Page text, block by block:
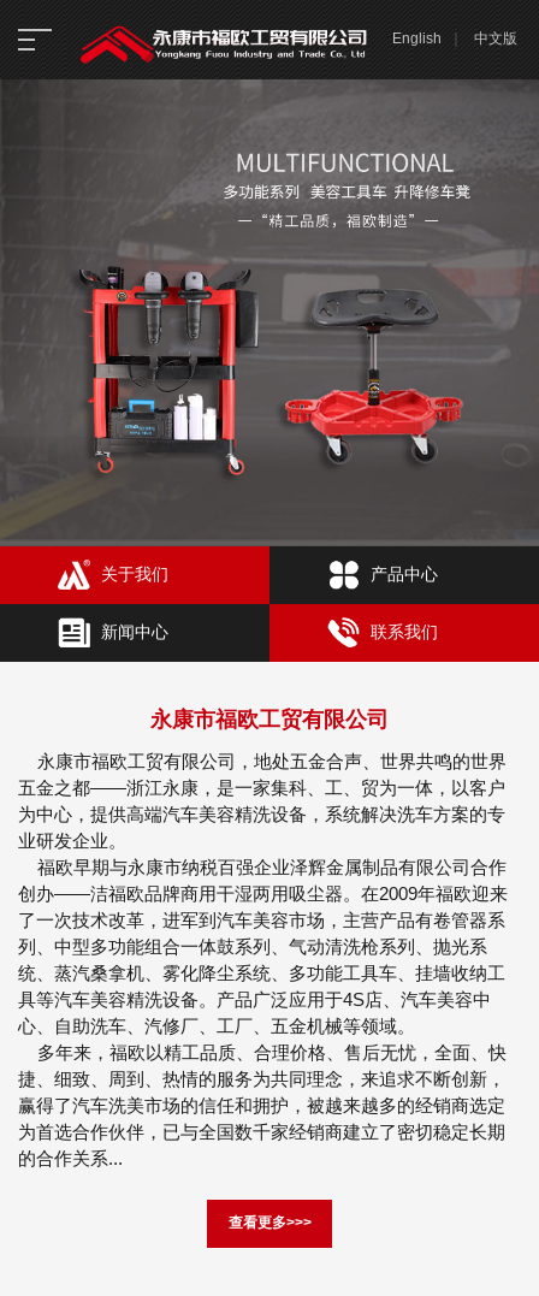
English 中文版
关于我们 产品中心
新闻中心 联系我们
永康市福欧工贸有限公司
永康市福欧工贸有限公司，地处五金合声、世界共鸣的世界
五金之都——浙江永康，是一家集科、工、贸为一体，以客户
为中心，提供高端汽车美容精洗设备，系统解决洗车方案的专
业研发企业。
福欧早期与永康市纳税百强企业泽辉金属制品有限公司合作
创办——洁福欧品牌商用干湿两用吸尘器。在2009年福欧迎来
了一次技术改革，进军到汽车美容市场，主营产品有卷管器系
列、中型多功能组合一体鼓系列、气动清洗枪系列、抛光系
统、蒸汽桑拿机、雾化降尘系统、多功能工具车、挂墙收纳工
具等汽车美容精洗设备。产品广泛应用于4S店、汽车美容中
心、自助洗车、汽修厂、工厂、五金机械等领域。
多年来，福欧以精工品质、合理价格、售后无忧，全面、快
捷、细致、周到、热情的服务为共同理念，来追求不断创新，
赢得了汽车洗美市场的信任和拥护，被越来越多的经销商选定
为首选合作伙伴，已与全国数千家经销商建立了密切稳定长期
的合作关系...
查看更多>>>